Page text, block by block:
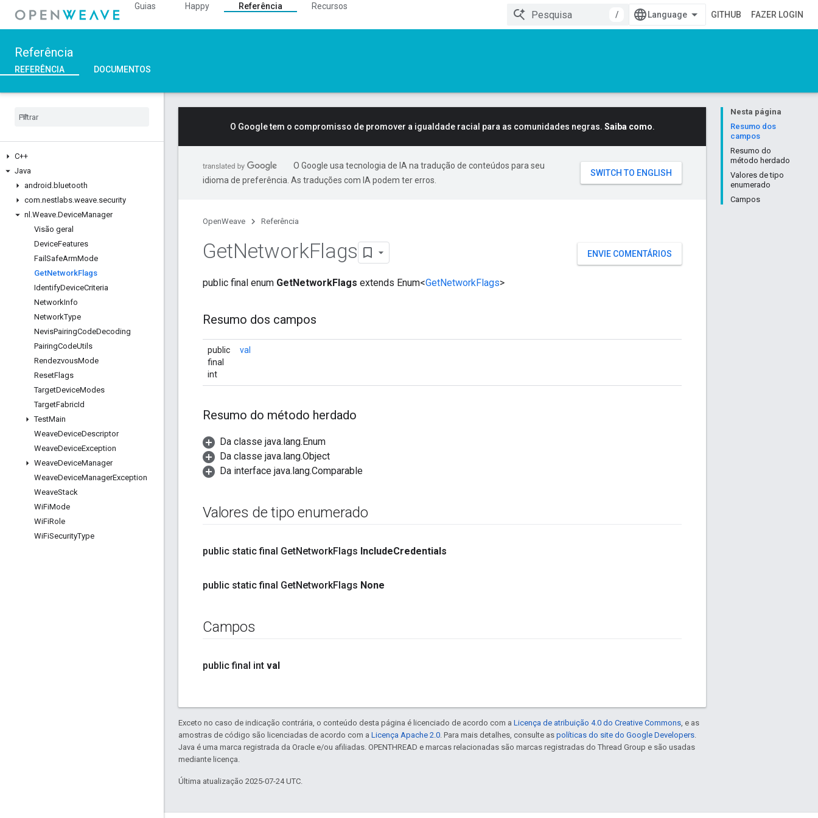
Guias Happy Referência
Recursos
/
GITHUB FAZER LOGIN
Referência
REFERÊNCIA DOCUMENTOS
C++
Java
android .bluetooth
com.nestlabs.weave.security
nl .Weave.DeviceManager
Visão geral
DeviceFeatures
Fail SafeArmMode
GetNetworkFlags
IdentifyDeviceCriteria
NetworkInfo
NetworkType
NevisPairingCodeDecoding
PairingCodeUtils
RendezvousMode
ResetFlags
TargetDeviceModes
TargetFabricId
TestMain
WeaveDeviceDescriptor
WeaveDeviceException
WeaveDeviceManager
WeaveDeviceManagerException
WeaveStack
WiFiMode
WiFiRole
WiFiSecurityType
Nesta página
Resumo dos
campos
Resumo do
método herdado
Valores de tipo
enumerado
Campos
O Google tem o compromisso de promover a igualdade racial para as comunidades negras. Saiba como.
O Google usa tecnologia de IA na tradução de conteúdos para seu
idioma de preferência. As traduções com IA podem ter erros.
OpenWeave Referência
ENVIE COMENTÁRIOS
GetNetworkFlags
public final enum GetNetworkFlags extends Enum<GetNetworkFlags>
Resumo dos campos
public
final
int
val
Resumo do método herdado
Da classe java.lang.Enum
Da classe java.lang.Object
Da interface java.lang.Comparable
Valores de tipo enumerado
public static final GetNetworkFlags IncludeCredentials
public static final GetNetworkFlags None
Campos
public final int val
Exceto no caso de indicação contrária, o conteúdo desta página é licenciado de acordo com a Licença de atribuição 4.0 do Creative Commons, e as
amostras de código são licenciadas de acordo com a Licença Apache 2.0. Para mais detalhes, consulte as políticas do site do Google Developers.
Java é uma marca registrada da Oracle e/ou afiliadas. OPENTHREAD e marcas relacionadas são marcas registradas do Thread Group e são usadas
mediante licença.
Última atualização 2025-07-24 UTC.